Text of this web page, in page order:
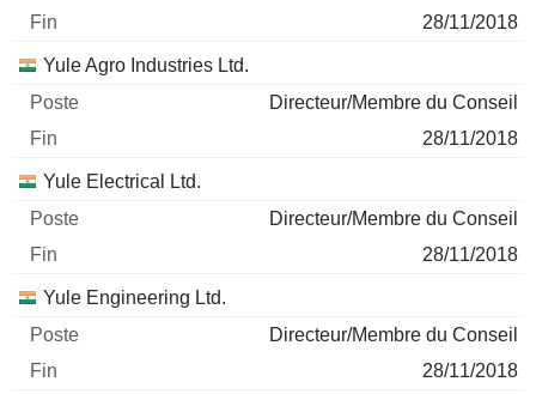
28/11/2018
Yule Agro Industries Ltd.
Directeur/Membre du Conseil
28/11/2018
Yule Electrical Ltd.
Directeur/Membre du Conseil
28/11/2018
Yule Engineering Ltd.
Directeur/Membre du Conseil
28/11/2018